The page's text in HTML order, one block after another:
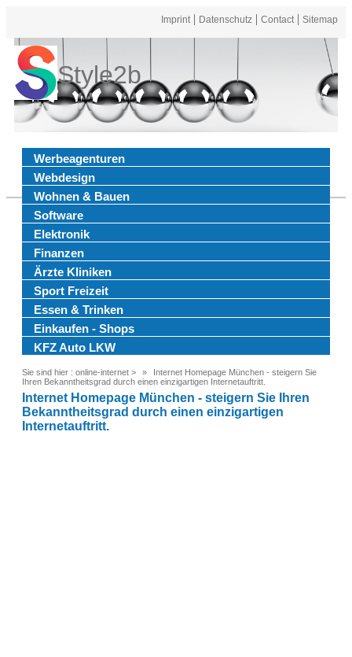
Imprint Datenschutz Contact Sitemap
Style2b
Werbeagenturen
Webdesign
Wohnen & Bauen
Software
Elektronik
Finanzen
Ärzte Kliniken
Sport Freizeit
Essen & Trinken
Einkaufen - Shops
KFZ Auto LKW
Sie sind hier : online-internet >
Internet Homepage München - steigern Sie
Ihren Bekanntheitsgrad durch einen einzigartigen Internetauftritt.
Internet Homepage München - steigern Sie Ihren
Bekanntheitsgrad durch einen einzigartigen
Internetauftritt.